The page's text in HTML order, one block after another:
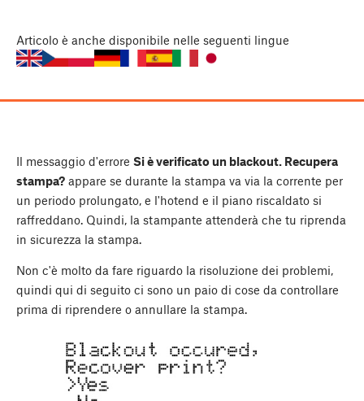
Articolo è anche disponibile nelle seguenti lingue
Il messaggio d'errore Si è verificato un blackout. Recupera
stampa? appare se durante la stampa va via la corrente per
un periodo prolungato, e l'hotend e il piano riscaldato si
raffreddano. Quindi, la stampante attenderà che tu riprenda
in sicurezza la stampa.
Non c'è molto da fare riguardo la risoluzione dei problemi,
quindi qui di seguito ci sono un paio di cose da controllare
prima di riprendere o annullare la stampa.